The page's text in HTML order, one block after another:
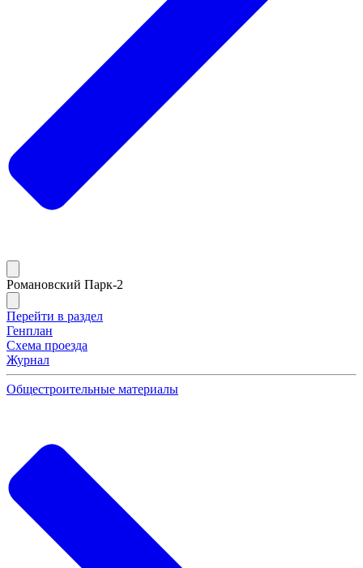
Романовский Парк-2
Перейти в раздел
Генплан
Схема проезда
Журнал
Общестроительные материалы